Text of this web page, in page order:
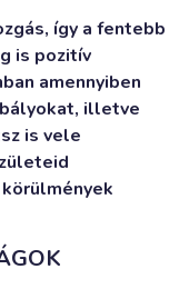
így a fentebb
is pozitív
amennyiben
illetve
is vele